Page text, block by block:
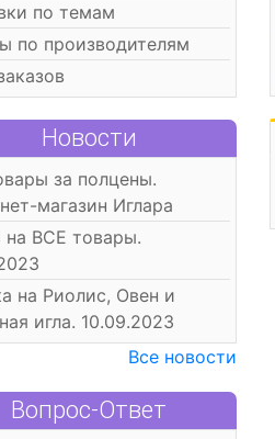
по темам
по производителям
Новости
за полцены.
магазин Иглара
на ВСЕ товары.
на Риолис, Овен и
игла. 10.09.2023
Все новости
Вопрос-Ответ